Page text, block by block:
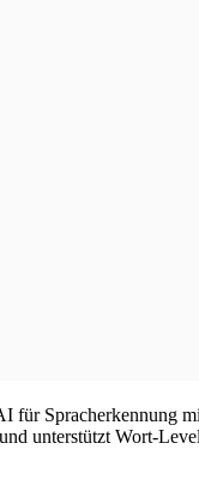
für Spracherkennung
unterstützt Wort-